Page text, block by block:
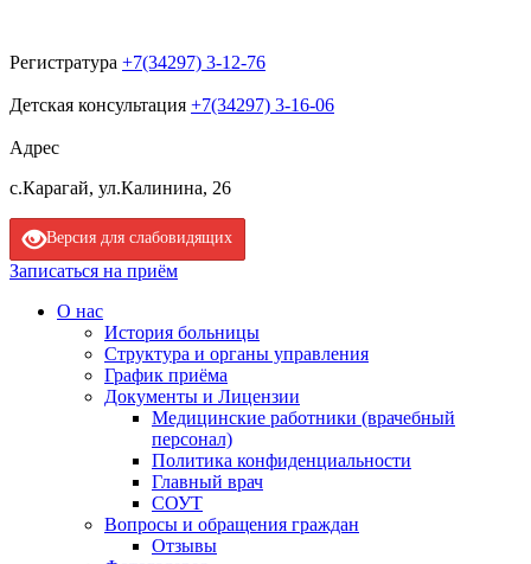
Регистратура +7(34297) 3-12-76
Детская консультация +7(34297) 3-16-06
Адрес
с.Карагай, ул.Калинина, 26
Версия для слабовидящих
Записаться на приём
О нас
История больницы
Структура и органы управления
График приёма
Документы и Лицензии
Медицинские работники (врачебный
персонал)
Политика конфиденциальности
Главный врач
СОУТ
Вопросы и обращения граждан
Отзывы